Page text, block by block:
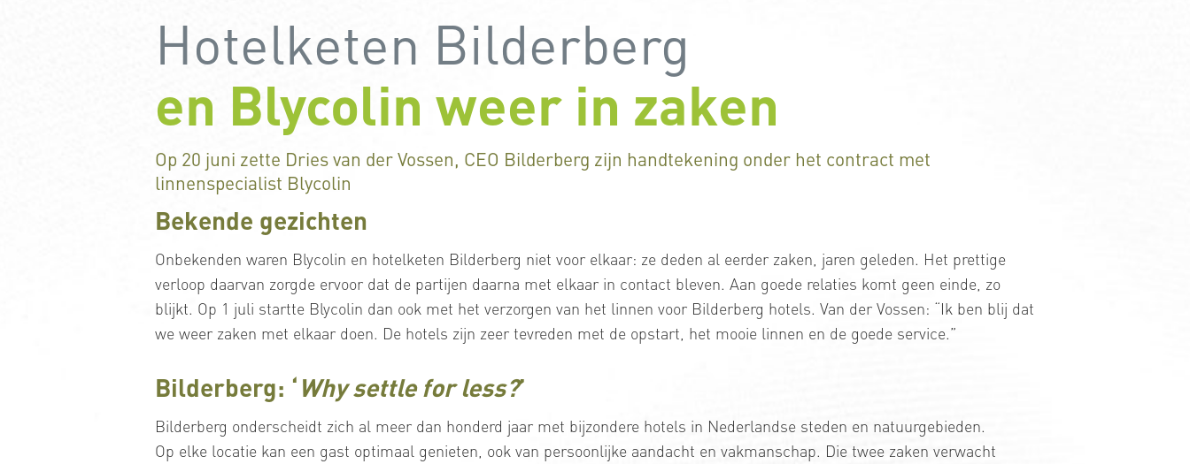
Hotelketen Bilderberg
en Blycolin weer in zaken
Op 20 juni zette Dries van der Vossen, CEO Bilderberg zijn handtekening onder het contract met
linnenspecialist Blycolin
Bekende gezichten
Onbekenden waren Blycolin en hotelketen Bilderberg niet voor elkaar: ze deden al eerder zaken, jaren geleden. Het prettige
verloop daarvan zorgde ervoor dat de partijen daarna met elkaar in contact bleven. Aan goede relaties komt geen einde, zo
blijkt. Op 1 juli startte Blycolin dan ook met het verzorgen van het linnen voor Bilderberg hotels. Van der Vossen: “Ik ben blij dat
we weer zaken met elkaar doen. De hotels zijn zeer tevreden met de opstart, het mooie linnen en de goede service.”
Bilderberg: ‘Why settle for less?’
Bilderberg onderscheidt zich al meer dan honderd jaar met bijzondere hotels in Nederlandse steden en natuurgebieden.
Op elke locatie kan een gast optimaal genieten, ook van persoonlijke aandacht en vakmanschap. Die twee zaken verwacht